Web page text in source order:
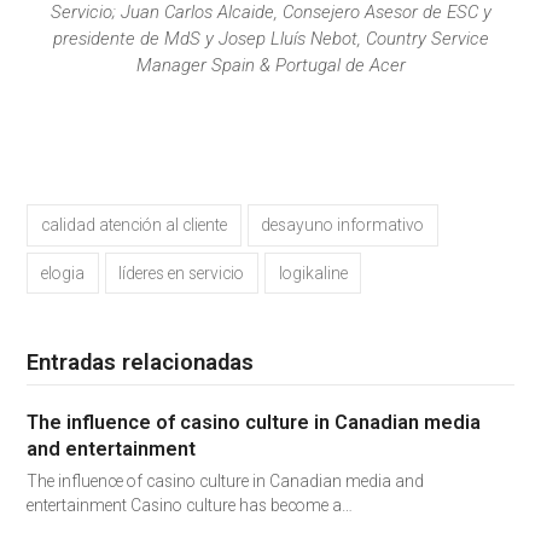
Servicio; Juan Carlos Alcaide, Consejero Asesor de ESC y
presidente de MdS y Josep Lluís Nebot, Country Service
Manager Spain & Portugal de Acer
calidad atención al cliente desayuno informativo
elogia líderes en servicio logikaline
Entradas relacionadas
The influence of casino culture in Canadian media
and entertainment
The influence of casino culture in Canadian media and
entertainment Casino culture has become a…